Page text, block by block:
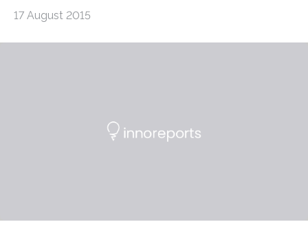
17 August 2015